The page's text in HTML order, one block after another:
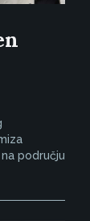
području